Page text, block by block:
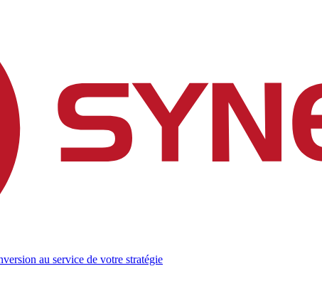
au service de votre stratégie